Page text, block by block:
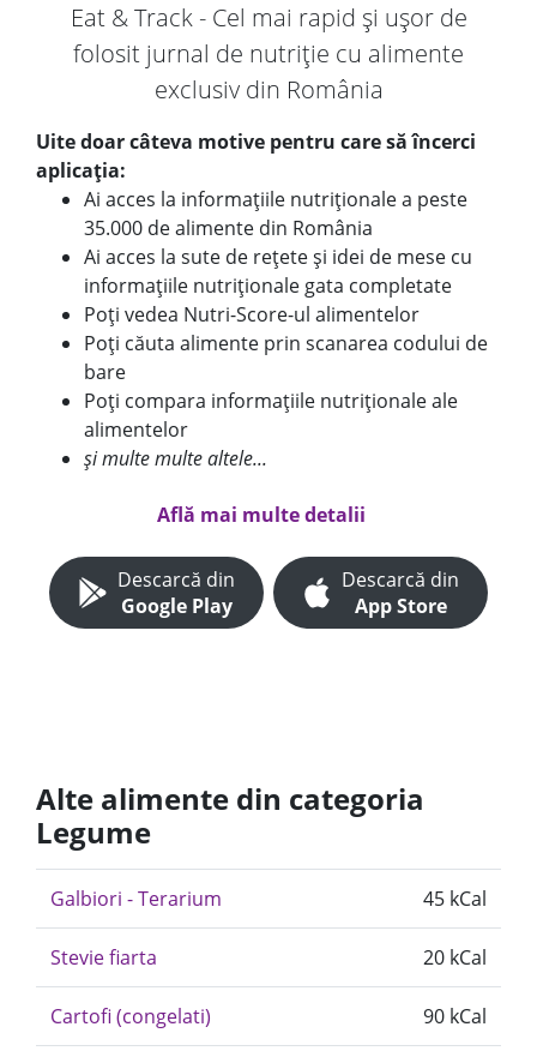
Eat & Track - Cel mai rapid și ușor de
folosit jurnal de nutriție cu alimente
exclusiv din România
Uite doar câteva motive pentru care să încerci
aplicația:
Ai acces la informațiile nutriționale a peste
35.000 de alimente din România
Ai acces la sute de rețete și idei de mese cu
informațiile nutriționale gata completate
Poți vedea Nutri-Score-ul alimentelor
Poți căuta alimente prin scanarea codului de
bare
Poți compara informațiile nutriționale ale
alimentelor
și multe multe altele...
Află mai multe detalii
Descarcă din
Google Play
Descarcă din
App Store
Alte alimente din categoria
Legume
Galbiori - Terarium 45 kCal
Stevie fiarta 20 kCal
Cartofi (congelati) 90 kCal